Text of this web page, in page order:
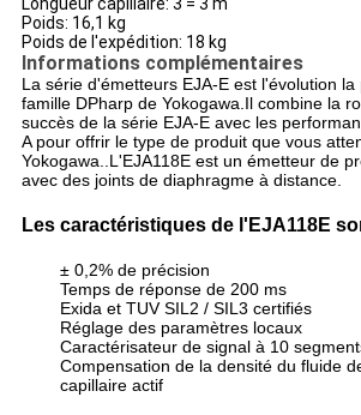
Longueur capillaire: 3 = 3 m
Poids: 16,1 kg
Poids de l'expédition: 18 kg
Informations complémentaires
La série d'émetteurs EJA-E est l'évolution
famille DPharp de Yokogawa.Il combine la
succès de la série EJA-E avec les
A pour offrir le type de produit que vous
Yokogawa..L'EJA118E est un émetteur de
avec des joints de diaphragme à distance.
Les caractéristiques de l'EJA118E
± 0,2% de précision
Temps de réponse de 200 ms
Exida et TUV SIL2 / SIL3 certifiés
Réglage des paramètres locaux
Caractérisateur de signal à 10
Compensation de la densité du fluide
capillaire actif